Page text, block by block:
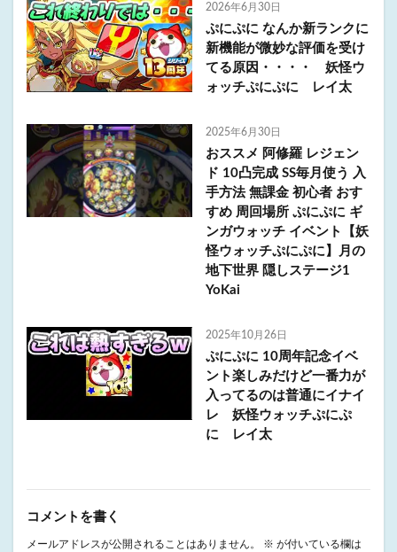
2026年6月30日
ぷにぷに なんか新ランクに
新機能が微妙な評価を受け
てる原因・・・・ 妖怪ウ
ォッチぷにぷに レイ太
2025年6月30日
おススメ 阿修羅 レジェン
ド 10凸完成 SS毎月使う 入
手方法 無課金 初心者 おす
すめ 周回場所 ぷにぷに ギ
ンガウォッチ イベント【妖
怪ウォッチぷにぷに】月の
地下世界 隠しステージ1
YoKai
2025年10月26日
ぷにぷに 10周年記念イベ
ント楽しみだけど一番力が
入ってるのは普通にイナイ
レ 妖怪ウォッチぷにぷ
に レイ太
コメントを書く
メールアドレスが公開されることはありません。 ※ が付いている欄は